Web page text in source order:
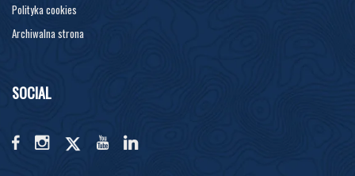
Polityka cookies
Archiwalna strona
SOCIAL